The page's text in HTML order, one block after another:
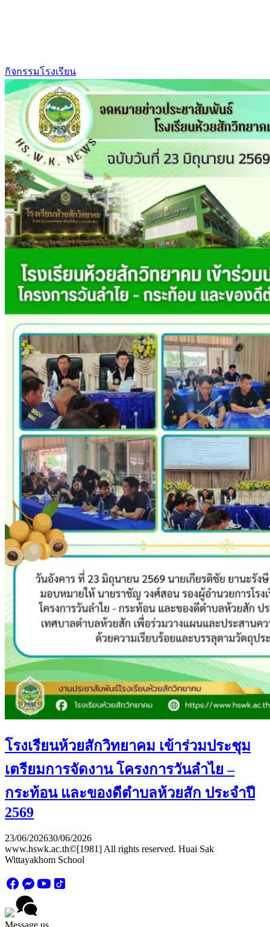
กิจกรรมโรงเรียน
โรงเรียนห้วยสักวิทยาคม เข้าร่วมประชุม
เตรียมการจัดงาน โครงการวันลำไย –
กระท้อน และของดีตำบลห้วยสัก ประจำปี
2569
23/06/202630/06/2026
www.hswk.ac.th©[1981] All rights reserved. Huai Sak
Wittayakhom School